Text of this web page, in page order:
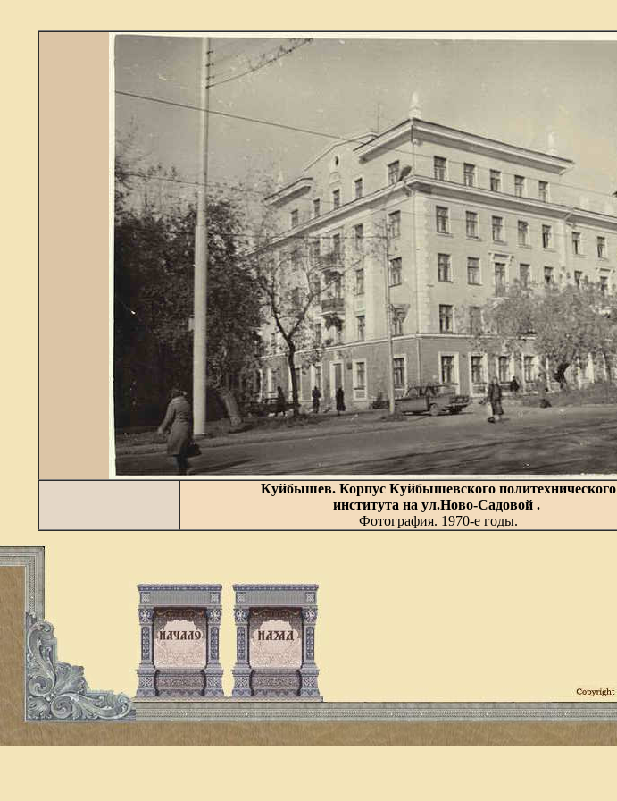
Куйбышев. Корпус Куйбышевского политехнического
института на ул.Ново-Садовой .
Фотография. 1970-е годы.